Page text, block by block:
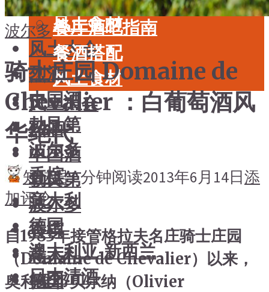
风土食材
风土大会
烈酒
中国酒
勃艮第
波尔多
香槟
意大利
德国
澳大利亚-新西兰
日本清酒
餐厅酒吧指南
餐酒搭配
风土食材
风土大会
烈酒
中国酒
勃艮第
波尔多
香槟
意大利
德国
波尔多
骑士庄园 Domaine de
Chevalier ：白葡萄酒风
华绝代
知味君1 分钟阅读2013年6月14日添
加评论
自1983年接管格拉夫名庄骑士庄园
（Domaine de Chevalier）以来，
奥利维耶·贝尔纳（Olivier